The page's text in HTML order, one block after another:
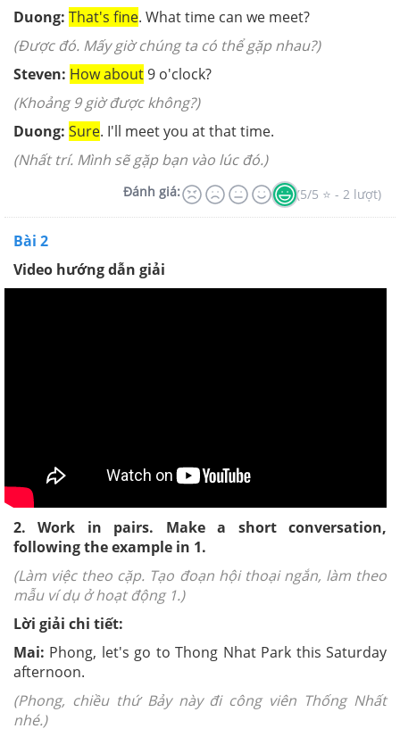
Duong: That's fine. What time can we meet?
(Được đó. Mấy giờ chúng ta có thể gặp nhau?)
Steven: How about9 o'clock?
(Khoảng 9 giờ được không?)
Duong: Sure. I'll meet you at that time.
(Nhất trí. Mình sẽ gặp bạn vào lúc đó.)
Đánh giá: (5/5 ⭐ - 2 lượt)
Bài 2
Video hướng dẫn giải
2. Work in pairs. Make a short conversation,
following the example in 1.
(Làm việc theo cặp. Tạo đoạn hội thoại ngắn, làm theo
mẫu ví dụ ở hoạt động 1.)
Lời giải chi tiết:
Mai: Phong, let's go to Thong Nhat Park this Saturday
afternoon.
(Phong, chiều thứ Bảy này đi công viên Thống Nhất
nhé.)